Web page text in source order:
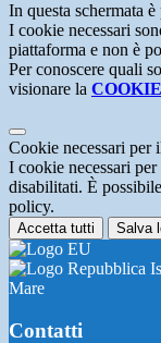
In questa schermata
I cookie necessari
piattaforma e non è
Per conoscere quali
visionare la
Cookie necessari per
I cookie necessari
disabilitati. È
policy.
Accetta tutti Salva
Mare
Contatti